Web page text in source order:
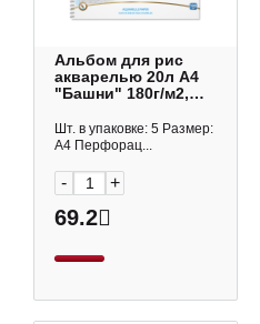
Альбом для рис
акварелью 20л А4
"Башни" 180г/м2,
Krause
Шт. в упаковке: 5 Размер:
А4 Перфорац...
- +
69.2